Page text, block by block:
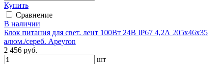
Купить
Сравнение
В наличии
Блок питания для свет. лент 100Вт 24В IP67 4,2А 205х46х35
алюм./сереб. Apeyron
2 456 руб.
шт